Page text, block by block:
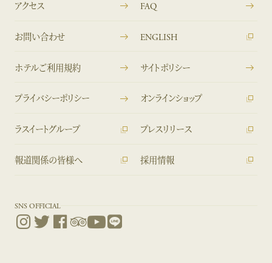
アクセス FAQ
お問い合わせ ENGLISH
ホテルご利用規約 サイトポリシー
プライバシーポリシー オンラインショップ
ラスイートグループ プレスリリース
報道関係の皆様へ 採用情報
SNS OFFICIAL